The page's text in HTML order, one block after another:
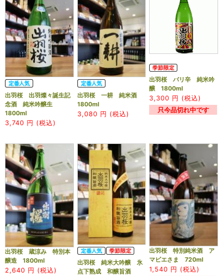
出羽桜 出羽燦々誕生記
念酒 純米吟醸生
1800ml
3,740 円 (税込)
出羽桜 一耕 純米酒
1800ml
3,080 円 (税込)
出羽桜 バリ辛 純米吟
醸 1800ml
3,300 円 (税込)
只今品切れ中です
出羽桜 蔵涼み 特別本
醸造 1800ml
2,640 円 (税込)
出羽桜 純米大吟醸 氷
点下熟成 和醸旨酒
出羽桜 特別純米酒 ア
マビエさま 720ml
1,540 円 (税込)